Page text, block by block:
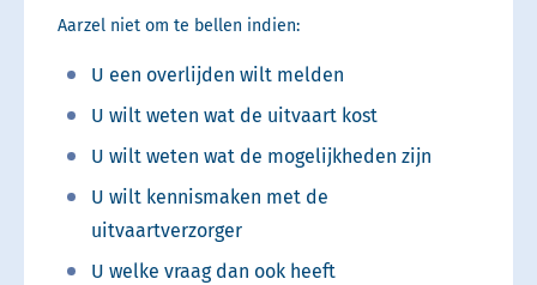
Aarzel niet om te bellen indien:
U een overlijden wilt melden
U wilt weten wat de uitvaart kost
U wilt weten wat de mogelijkheden zijn
U wilt kennismaken met de
uitvaartverzorger
U welke vraag dan ook heeft